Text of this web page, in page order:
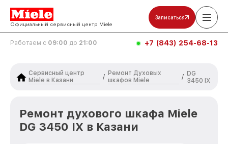
Официальный сервисный центр Miele
Записаться
Работаем с 09:00 до 21:00 +7 (843) 254-68-13
Сервисный центр
Miele в Казани
/
Ремонт Духовых
шкафов Miele
/ DG
3450 IX
Ремонт духового шкафа Miele
DG 3450 IX в Казани